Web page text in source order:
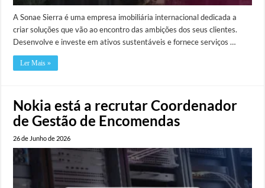
A Sonae Sierra é uma empresa imobiliária internacional dedicada a
criar soluções que vão ao encontro das ambições dos seus clientes.
Desenvolve e investe em ativos sustentáveis e fornece serviços …
Ler Mais »
Nokia está a recrutar Coordenador
de Gestão de Encomendas
26 de Junho de 2026